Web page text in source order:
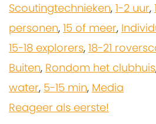
Scoutingtechnieken, 1-2 uur,
personen, 15 of meer,
15-18 explorers, 18-21
Buiten, Rondom het clubhuis
water, 5-15 min, Media
Reageer als eerste!